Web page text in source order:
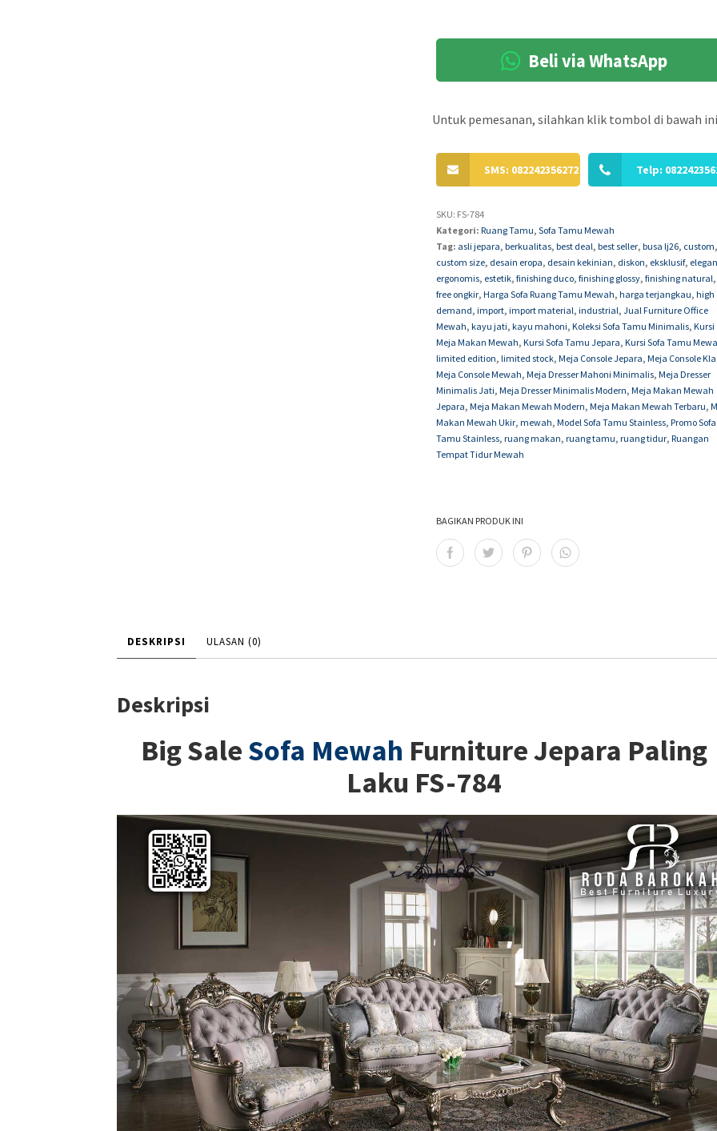
Beli via WhatsApp
Untuk pemesanan, silahkan klik tombol di bawah
SMS: 082242356272 Telp:
SKU: FS-784
Kategori:Ruang Tamu,Sofa Tamu Mewah
Tag: asli jepara,berkualitas,best deal,best seller,busa lj26, custom,
custom size, desain eropa, desain kekinian, diskon, eksklusif,
ergonomis, estetik,finishing duco,finishing glossy,finishing natural,
free ongkir,Harga Sofa Ruang Tamu Mewah,harga terjangkau,high
demand,import,import material,industrial,Jual Furniture Office
Mewah,kayu jati,kayu mahoni,Koleksi Sofa Tamu Minimalis,Kursi
Meja Makan Mewah,Kursi Sofa Tamu Jepara,Kursi Sofa Tamu
limited edition,limited stock,Meja Console Jepara,Meja Console
Meja Console Mewah,Meja Dresser Mahoni Minimalis,Meja Dresser
Minimalis Jati,Meja Dresser Minimalis Modern,Meja Makan Mewah
Jepara,Meja Makan Mewah Modern,Meja Makan Mewah Terbaru,
Makan Mewah Ukir,mewah,Model Sofa Tamu Stainless,Promo Sofa
Tamu Stainless,ruang makan,ruang tamu,ruang tidur,Ruangan
Tempat Tidur Mewah
BAGIKAN PRODUK INI
DESKRIPSI ULASAN (0)
Deskripsi
Big Sale Sofa Mewah Furniture Jepara Paling
Laku FS-784